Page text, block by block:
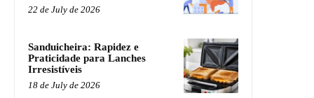
22 de July de 2026
Sanduicheira: Rapidez e
Praticidade para Lanches
Irresistíveis
18 de July de 2026